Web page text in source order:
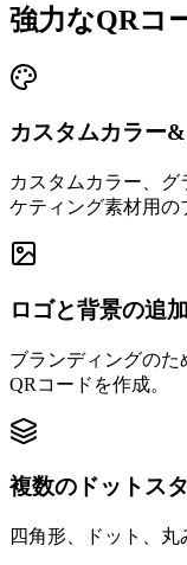
強力なQRコ
カスタムカラー
カスタムカラー、
ケティング素材用の
ロゴと背景の追加
ブランディングの
QRコードを作成。
複数のドットス
四角形、ドット、